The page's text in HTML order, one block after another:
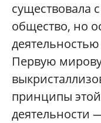
существовала
общество, но
Первую
принципы этой
деятельности